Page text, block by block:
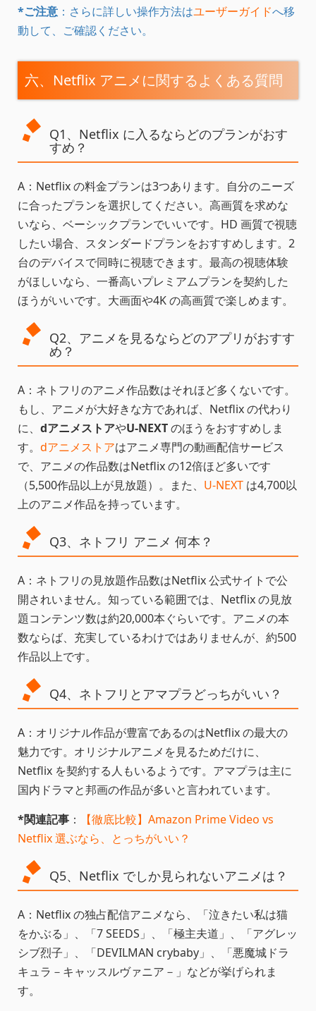
*ご注意 ：さらに詳しい操作方法はユーザーガイドへ移
動して、ご確認ください。
六、Netflix アニメに関するよくある質問
Q1、Netflix に入るならどのプランがおす
すめ？
A：Netflix の料金プランは3つあります。自分のニーズ
に合ったプランを選択してください。高画質を求めな
いなら、ベーシックプランでいいです。HD 画質で視聴
したい場合、スタンダードプランをおすすめします。2
台のデバイスで同時に視聴できます。最高の視聴体験
がほしいなら、一番高いプレミアムプランを契約した
ほうがいいです。大画面や4K の高画質で楽しめます。
Q2、アニメを見るならどのアプリがおすす
め？
A：ネトフリのアニメ作品数はそれほど多くないです。
もし、アニメが大好きな方であれば、Netflix の代わり
に、 dアニメストアやU-NEXTのほうをおすすめしま
す。 dアニメストアはアニメ専門の動画配信サービス
で、アニメの作品数はNetflix の12倍ほど多いです
（5,500作品以上が見放題）。また、 U-NEXT は4,700以
上のアニメ作品を持っています。
Q3、ネトフリ アニメ 何本？
A：ネトフリの見放題作品数はNetflix 公式サイトで公
開されいません。知っている範囲では、Netflix の見放
題コンテンツ数は約20,000本ぐらいです。アニメの本
数ならば、充実しているわけではありませんが、約500
作品以上です。
Q4、ネトフリとアマプラどっちがいい？
A：オリジナル作品が豊富であるのはNetflix の最大の
魅力です。オリジナルアニメを見るためだけに、
Netflix を契約する人もいるようです。アマプラは主に
国内ドラマと邦画の作品が多いと言われています。
*関連記事 ：
【徹底比較】Amazon Prime Video vs
Netflix 選ぶなら、とっちがいい？
Q5、Netflix でしか見られないアニメは？
A：Netflix の独占配信アニメなら、「泣きたい私は猫
をかぶる」、「7 SEEDS」、「極主夫道」、「アグレッ
シブ烈子」、「DEVILMAN crybaby」、「悪魔城ドラ
キュラ－キャッスルヴァニア－」などが挙げられま
す。